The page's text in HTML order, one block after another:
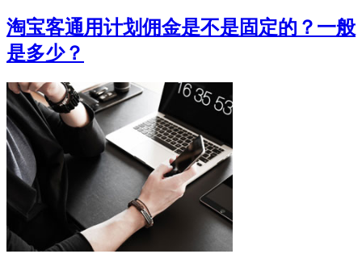
淘宝客通用计划佣金是不是固定的？一般
是多少？